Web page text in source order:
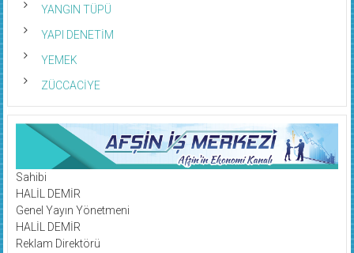
YANGIN TÜPÜ
YAPI DENETİM
YEMEK
ZÜCCACİYE
Sahibi
Genel Yayın Yönetmeni